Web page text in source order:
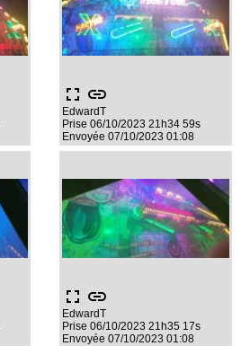
fullscreen link
EdwardT
Prise 06/10/2023 21h34 59s
Envoyée 07/10/2023 01:08
fullscreen link
EdwardT
Prise 06/10/2023 21h35 17s
Envoyée 07/10/2023 01:08